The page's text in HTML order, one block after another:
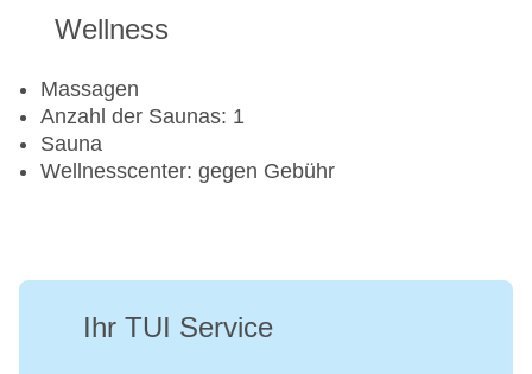
Wellness
Massagen
Anzahl der Saunas: 1
Sauna
Wellnesscenter: gegen Gebühr
Ihr TUI Service